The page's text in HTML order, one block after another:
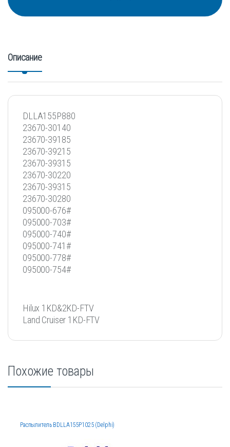
Описание
DLLA155P880
23670-30140
23670-39185
23670-39215
23670-39315
23670-30220
23670-39315
23670-30280
095000-676#
095000-703#
095000-740#
095000-741#
095000-778#
095000-754#
Hilux 1KD&2KD-FTV
Land Cruiser 1KD-FTV
Похожие товары
Распылитель BDLLA155P1025 (Delphi)